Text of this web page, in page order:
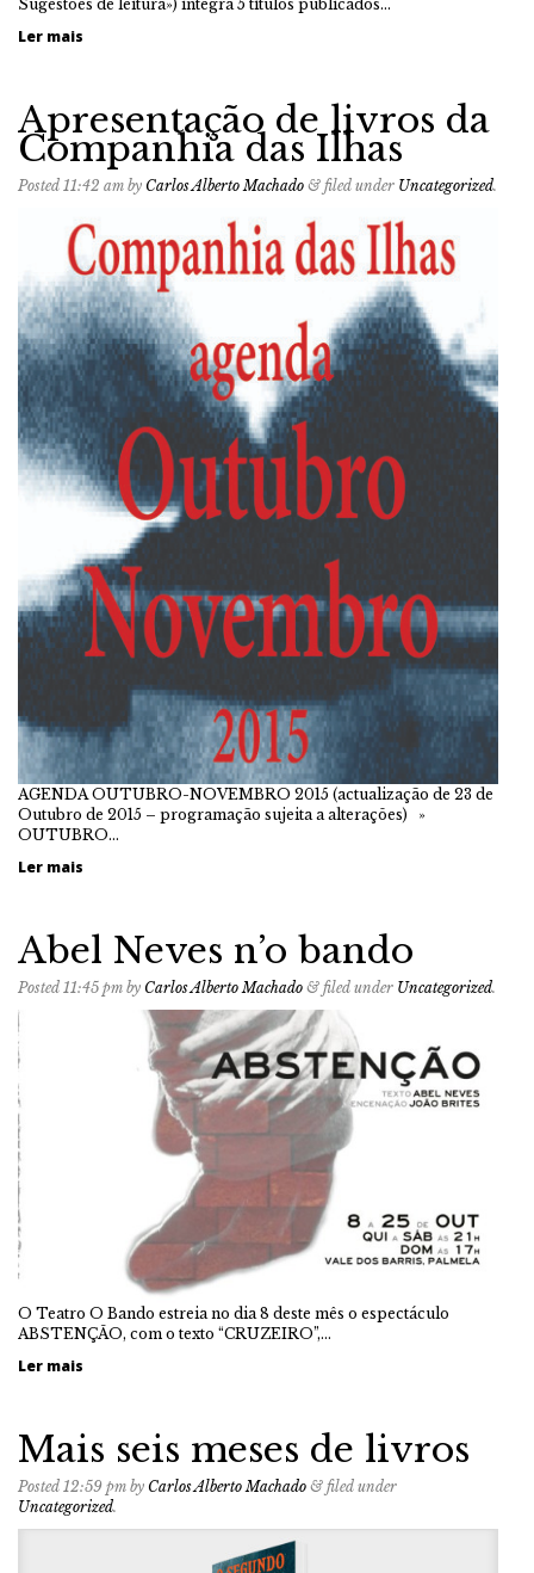
Sugestões de leitura») integra 5 títulos publicados…
Ler mais
Apresentação de livros da
Companhia das Ilhas
Posted 11:42 am by Carlos Alberto Machado & filed under Uncategorized.
AGENDA OUTUBRO-NOVEMBRO 2015 (actualização de 23 de
Outubro de 2015 – programação sujeita a alterações) »
OUTUBRO…
Ler mais
Abel Neves n’o bando
Posted 11:45 pm by Carlos Alberto Machado & filed under Uncategorized.
O Teatro O Bando estreia no dia 8 deste mês o espectáculo
ABSTENÇÃO, com o texto “CRUZEIRO”,…
Ler mais
Mais seis meses de livros
Posted 12:59 pm by Carlos Alberto Machado & filed under
Uncategorized.